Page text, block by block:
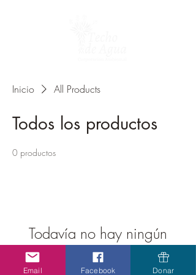
Inicio All Products
Todos los productos
0 productos
Todavía no hay ningún
producto...
Email Facebook Donar